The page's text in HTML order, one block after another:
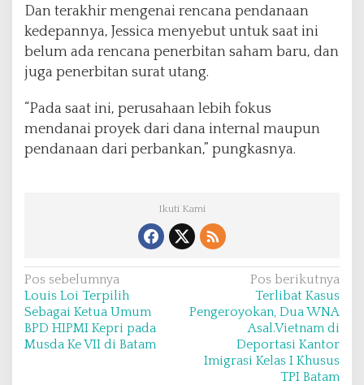
Dan terakhir mengenai rencana pendanaan
kedepannya, Jessica menyebut untuk saat ini
belum ada rencana penerbitan saham baru, dan
juga penerbitan surat utang.
“Pada saat ini, perusahaan lebih fokus
mendanai proyek dari dana internal maupun
pendanaan dari perbankan,” pungkasnya.
Ikuti Kami
N
a
v
i
Pos sebelumnya
Louis Loi Terpilih
Sebagai Ketua Umum
BPD HIPMI Kepri pada
Musda Ke VII di Batam
Pos berikutnya
Terlibat Kasus
Pengeroyokan, Dua WNA
Asal.Vietnam di
Deportasi Kantor
Imigrasi Kelas I Khusus
TPI Batam